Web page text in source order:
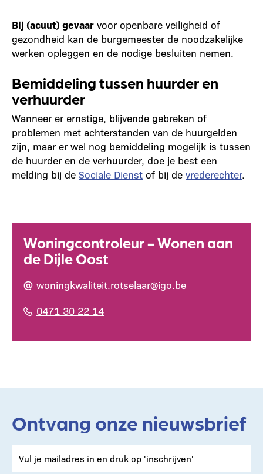
Woningcontroleur - Wonen aan
de Dijle Oost
woningkwaliteit.rotselaar@igo.be
0471 30 22 14
Bij (acuut) gevaar voor openbare veiligheid of
gezondheid kan de burgemeester de noodzakelijke
werken opleggen en de nodige besluiten nemen.
Bemiddeling tussen huurder en
verhuurder
Wanneer er ernstige, blijvende gebreken of
problemen met achterstanden van de huurgelden
zijn, maar er wel nog bemiddeling mogelijk is tussen
de huurder en de verhuurder, doe je best een
melding bij de Sociale Dienst of bij de vrederechter.
Ontvang onze nieuwsbrief